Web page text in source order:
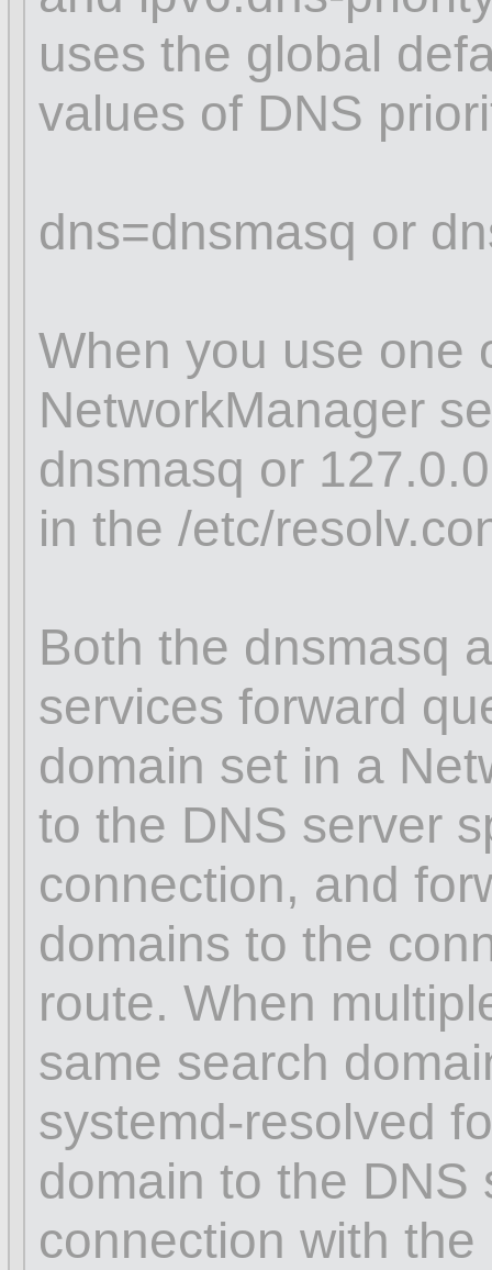
uses the global
values of DNS
dns=dnsmasq or
When you use one
NetworkManager
dnsmasq or
in the /etc/
Both the dnsmasq
services forward
domain set in a
to the DNS server
connection, and
domains to the
route. When
same search
systemd-resolved
domain to the DNS
connection with